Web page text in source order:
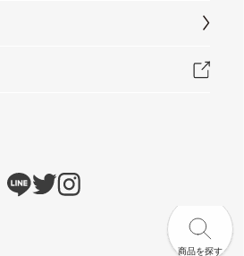
商品を探す